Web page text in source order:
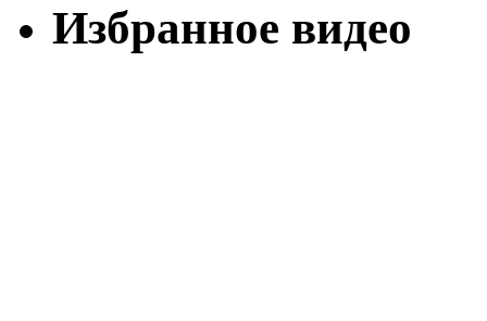
Избранное видео